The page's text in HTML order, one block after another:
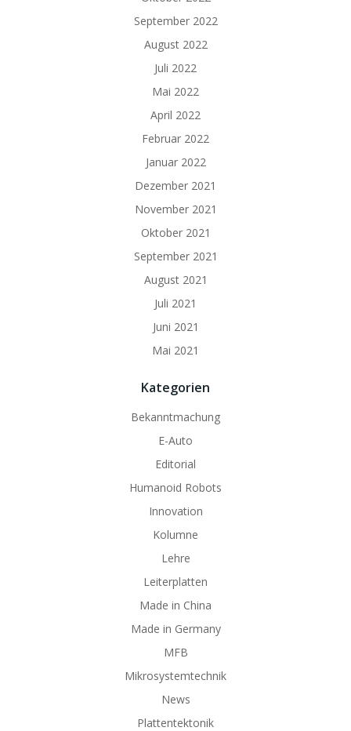
September 2022
August 2022
Juli 2022
Mai 2022
April 2022
Februar 2022
Januar 2022
Dezember 2021
November 2021
Oktober 2021
September 2021
August 2021
Juli 2021
Juni 2021
Mai 2021
Kategorien
Bekanntmachung
E-Auto
Editorial
Humanoid Robots
Innovation
Kolumne
Lehre
Leiterplatten
Made in China
Made in Germany
MFB
Mikrosystemtechnik
News
Plattentektonik